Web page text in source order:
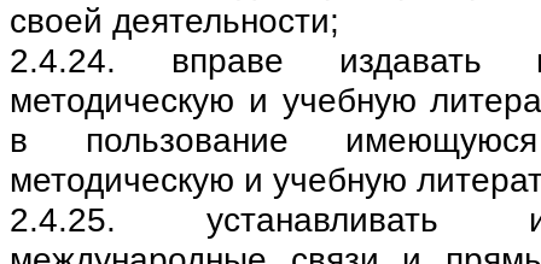
своей деятельности;
2.4.24. вправе издавать и
методическую и учебную
в пользование
методическую и учебную
2.4.25. устанавливать